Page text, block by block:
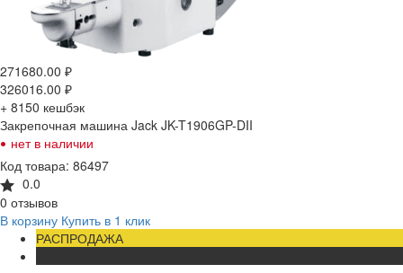
271680.00 ₽
326016.00 ₽
+ 8150 кешбэк
Закрепочная машина Jack JK-T1906GP-DII
• нет в наличии
Код товара: 86497
0.0
0 отзывов
В корзину Купить в 1 клик
РАСПРОДАЖА